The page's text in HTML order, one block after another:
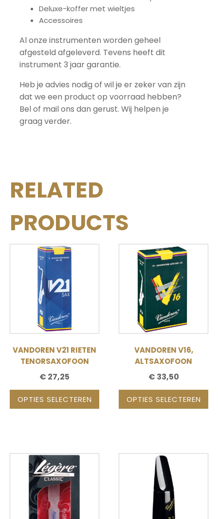
Deluxe-koffer met wieltjes
Accessoires
Al onze instrumenten worden geheel
afgesteld afgeleverd. Tevens heeft dit
instrument 3 jaar garantie.
Heb je advies nodig of wil je er zeker van zijn
dat we een product op voorraad hebben?
Bel of mail ons dan gerust. Wij helpen je
graag verder.
RELATED
PRODUCTS
VANDOREN V21 RIETEN
TENORSAXOFOON
€ 27,25
OPTIES SELECTEREN
meerdere
variaties.
kan
worden
productpagina
VANDOREN V16,
ALTSAXOFOON
€ 33,50
OPTIES SELECTEREN
product
meerdere
variaties.
optie
kan
worden
productpagina
product
heeft
meerdere
variaties.
meerdere